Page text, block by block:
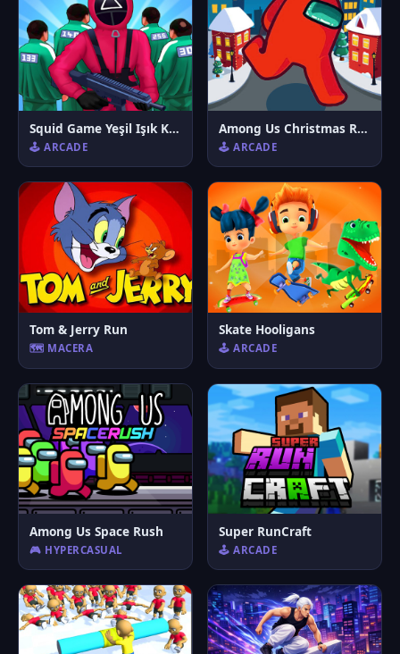
Squid Game Yeşil Işık Kırmızı Işık İpuçları
🕹️ ARCADE
Among Us Christmas Run
🕹️ ARCADE
Tom & Jerry Run
🗺️ MACERA
Skate Hooligans
🕹️ ARCADE
Among Us Space Rush
🎮 HYPERCASUAL
Super RunCraft
🕹️ ARCADE